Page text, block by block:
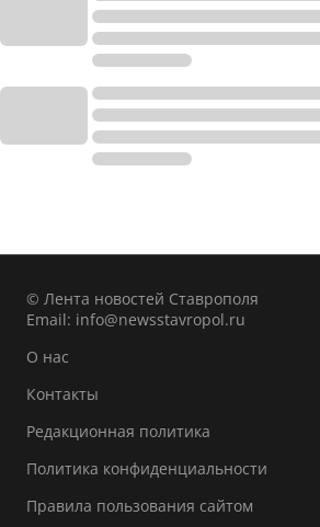
© Лента новостей Ставрополя
Email: info@newsstavropol.ru
О нас
Контакты
Редакционная политика
Политика конфиденциальности
Правила пользования сайтом